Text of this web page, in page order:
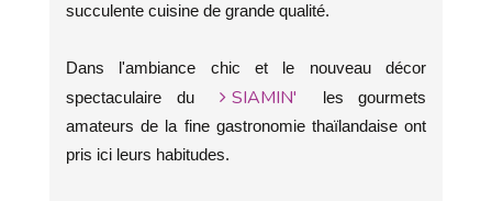
succulente cuisine de grande qualité.
Dans l'ambiance chic et le nouveau décor
spectaculaire du
SIAMIN'
les gourmets
amateurs de la fine gastronomie thaïlandaise ont
pris ici leurs habitudes.